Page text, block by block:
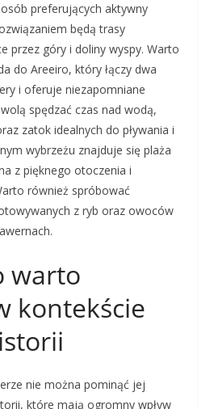
preferujących aktywny
będą trasy
przez góry i doliny wyspy. Warto
do Areeiro, który łączy dwa
i oferuje niezapomniane
spędzać czas nad wodą,
zatok idealnych do pływania i
wybrzeżu znajduje się plaża
z pięknego otoczenia i
również spróbować
z ryb oraz owoców
warto
kontekście
nie można pominąć jej
które mają ogromny wpływ